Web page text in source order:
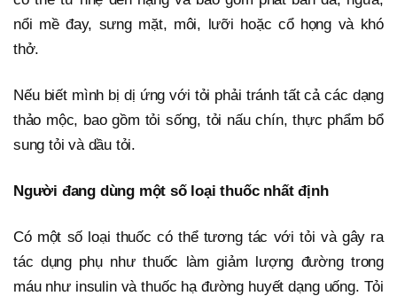
nổi mề đay, sưng mặt, môi, lưỡi hoặc cổ họng và khó
thở.
Nếu biết mình bị dị ứng với tỏi phải tránh tất cả các dạng
thảo mộc, bao gồm tỏi sống, tỏi nấu chín, thực phẩm bổ
sung tỏi và dầu tỏi.
Người đang dùng một số loại thuốc nhất định
Có một số loại thuốc có thể tương tác với tỏi và gây ra
tác dụng phụ như thuốc làm giảm lượng đường trong
máu như insulin và thuốc hạ đường huyết dạng uống. Tỏi